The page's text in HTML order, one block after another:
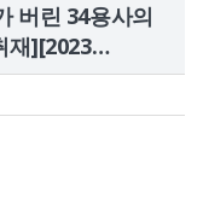
원 로그인
버린 34용사의
재][2023…